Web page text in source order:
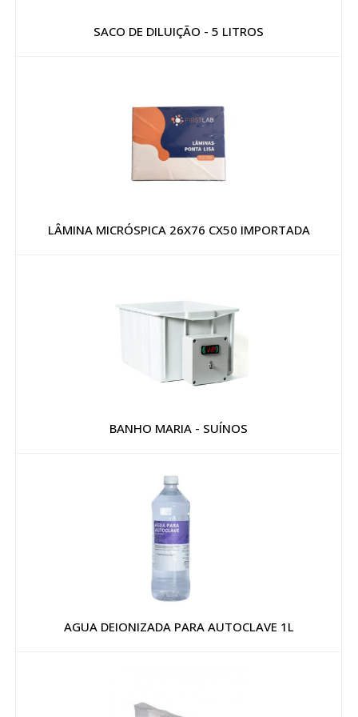
SACO DE DILUIÇÃO - 5 LITROS
LÂMINA MICRÓSPICA 26X76 CX50 IMPORTADA
BANHO MARIA - SUÍNOS
AGUA DEIONIZADA PARA AUTOCLAVE 1L